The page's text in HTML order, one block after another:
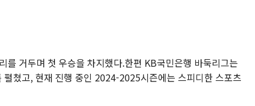
거두며 첫 우승을 차지했다.한편 KB국민은행 바둑리그는
쳤고, 현재 진행 중인 2024-2025시즌에는 스피디한 스포츠